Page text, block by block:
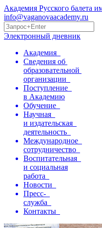
Академия Русского балета
info@vaganovaacademy.ru
Электронный дневник
Академия
Сведения об
образовательной
организации
Поступление
в Академию
Обучение
Научная
и издательская
деятельность
Международное
сотрудничество
Воспитательная
и социальная
работа
Новости
Пресс-
служба
Контакты